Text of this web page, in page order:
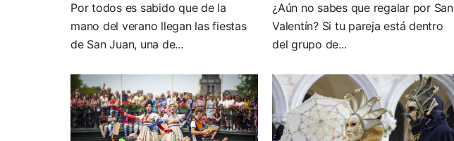
Por todos es sabido que de la
mano del verano llegan las fiestas
de San Juan, una de...
¿Aún no sabes que regalar por San
Valentín? Si tu pareja está dentro
del grupo de...